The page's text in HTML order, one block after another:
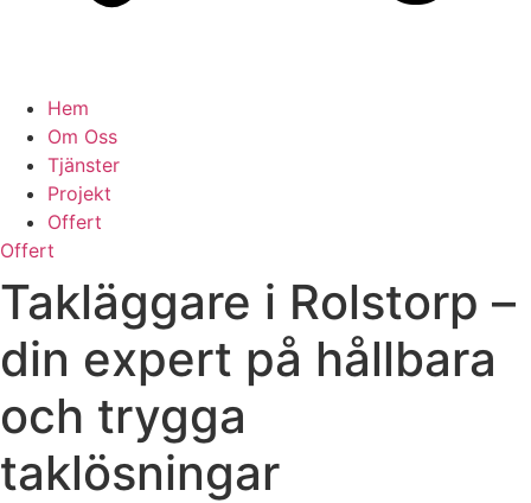
Hem
Om Oss
Tjänster
Projekt
Offert
Offert
Takläggare i Rolstorp –
din expert på hållbara
och trygga
taklösningar